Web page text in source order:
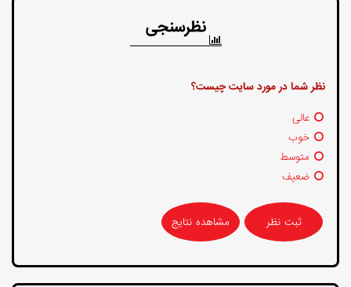
نظرسنجی
نظر شما در مورد سایت چیست؟
عالی
خوب
متوسط
ضعیف
مشاهده نتایج